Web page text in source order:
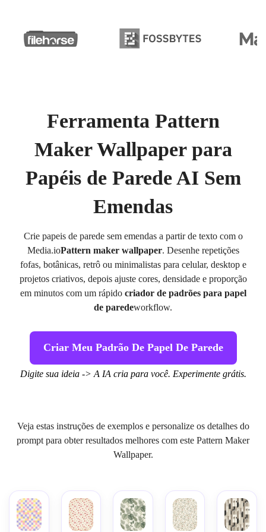
Ferramenta Pattern
Maker Wallpaper para
Papéis de Parede AI Sem
Emendas
Crie papeis de parede sem emendas a partir de texto com o
Media.ioPattern maker wallpaper. Desenhe repetições
fofas, botânicas, retrô ou minimalistas para celular, desktop e
projetos criativos, depois ajuste cores, densidade e proporção
em minutos com um rápido criador de padrões para papel
de paredeworkflow.
Criar Meu Padrão De Papel De Parede
Digite sua ideia -> A IA cria para você. Experimente grátis.
Veja estas instruções de exemplos e personalize os detalhes do
prompt para obter resultados melhores com este Pattern Maker
Wallpaper.